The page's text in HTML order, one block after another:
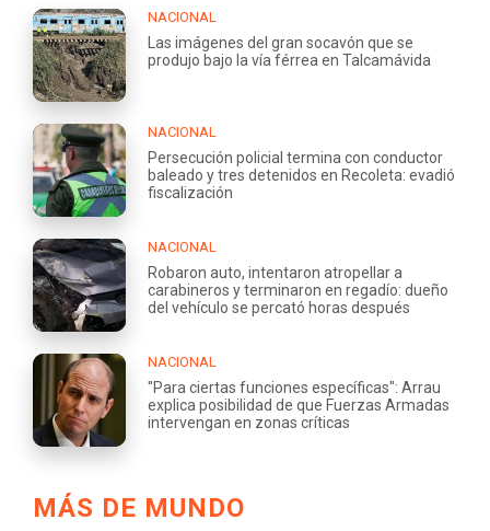
NACIONAL
Las imágenes del gran socavón que se
produjo bajo la vía férrea en Talcamávida
NACIONAL
Persecución policial termina con conductor
baleado y tres detenidos en Recoleta: evadió
fiscalización
NACIONAL
Robaron auto, intentaron atropellar a
carabineros y terminaron en regadío: dueño
del vehículo se percató horas después
NACIONAL
"Para ciertas funciones específicas": Arrau
explica posibilidad de que Fuerzas Armadas
intervengan en zonas críticas
MÁS DE MUNDO